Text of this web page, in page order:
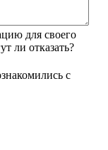
для своего
ли отказать?
с